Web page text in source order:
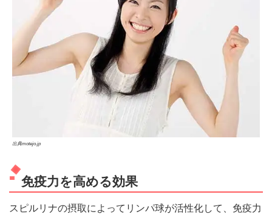
出典motejo.jp
免疫力を高める効果
スピルリナの摂取によってリンパ球が活性化して、免疫力